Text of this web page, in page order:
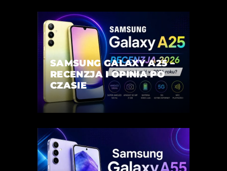
SAMSUNG GALAXY A25 –
RECENZJA I OPINIA PO
CZASIE